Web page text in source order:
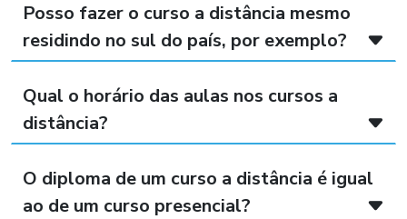
Posso fazer o curso a distância mesmo
residindo no sul do país, por exemplo?
Qual o horário das aulas nos cursos a
distância?
O diploma de um curso a distância é igual
ao de um curso presencial?